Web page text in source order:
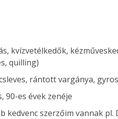
kvízvetélkedők,
quilling)
rántott vargánya,
90-es évek zenéje
kedvenc szerzőim vannak pl.